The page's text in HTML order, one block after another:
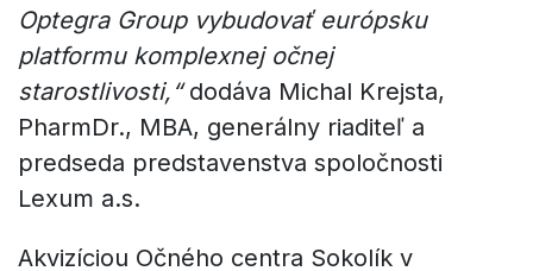
Optegra Group vybudovať európsku
platformu komplexnej očnej
starostlivosti,“dodáva Michal Krejsta,
PharmDr., MBA, generálny riaditeľ a
predseda predstavenstva spoločnosti
Lexum a.s.
Akvizíciou Očného centra Sokolík v